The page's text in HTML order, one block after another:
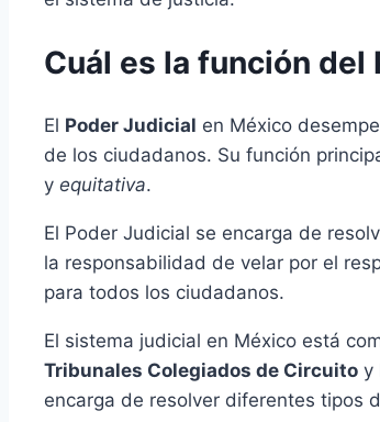
Cuál es la función
El Poder Judicial en México
de los ciudadanos. Su función
y equitativa.
El Poder Judicial se encarga de
la responsabilidad de velar por el
para todos los ciudadanos.
El sistema judicial en México está
Tribunales Colegiados de Circuito y
encarga de resolver diferentes tipos